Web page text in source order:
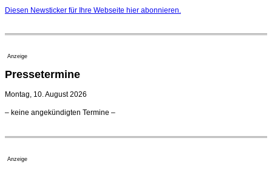
startet
Elena Tzavara wird neue Opernintendantin am
Regensburger Generalmusikdirektor Stefan Veselka
geht 2027
verlängert bis 2030
Diesen Newsticker für Ihre Webseite hier abonnieren.
Anzeige
Pressetermine
Montag, 10. August 2026
– keine angekündigten Termine –
Anzeige